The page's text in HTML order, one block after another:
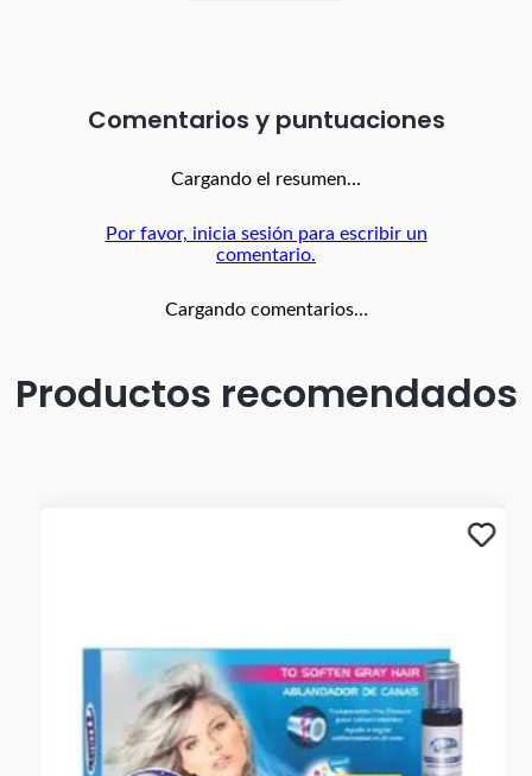
Estándar 12.0 MP • Batería 4352 mAh • Sistema
operativo iOS 15 • Conectividad celular 5G
Comentarios
Cargando el resumen…
Por favor, inicia sesión para escribir un
comentario.
Cargando comentarios…
Productos recomendados